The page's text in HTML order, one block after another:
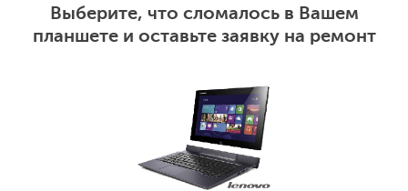
Выберите, что сломалось в Вашем
планшете и оставьте заявку на ремонт